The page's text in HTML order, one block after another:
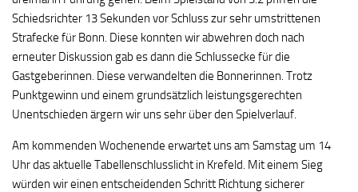
Schiedsrichter 13 Sekunden vor Schluss zur sehr umstrittenen
Strafecke für Bonn. Diese konnten wir abwehren doch nach
erneuter Diskussion gab es dann die Schlussecke für die
Gastgeberinnen. Diese verwandelten die Bonnerinnen. Trotz
Punktgewinn und einem grundsätzlich leistungsgerechten
Unentschieden ärgern wir uns sehr über den Spielverlauf.
Am kommenden Wochenende erwartet uns am Samstag um 14
Uhr das aktuelle Tabellenschlusslicht in Krefeld. Mit einem Sieg
würden wir einen entscheidenden Schritt Richtung sicherer